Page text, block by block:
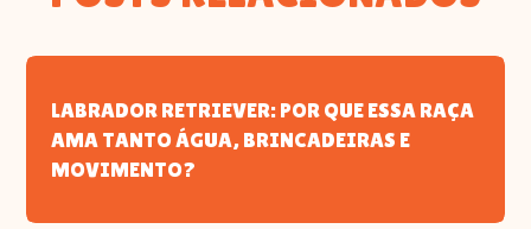
LABRADOR RETRIEVER: POR QUE ESSA RAÇA
AMA TANTO ÁGUA, BRINCADEIRAS E
MOVIMENTO?